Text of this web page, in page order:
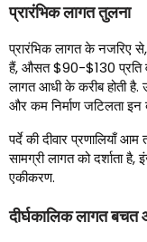
प्रारंभिक लागत तुलना
प्रारंभिक लागत के नजरिए
हैं, औसत $90-$130 प्रति
लागत आधी के करीब होती
और कम निर्माण जटिलता इन
पर्दे की दीवार प्रणालियाँ
सामग्री लागत को दर्शाता
एकीकरण.
दीर्घकालिक लागत